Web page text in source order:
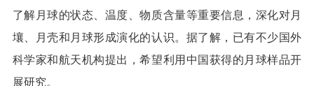
了解月球的状态、温度、物质含量等重要信息，深化对月
壤、月壳和月球形成演化的认识。据了解，已有不少国外
科学家和航天机构提出，希望利用中国获得的月球样品开
展研究。